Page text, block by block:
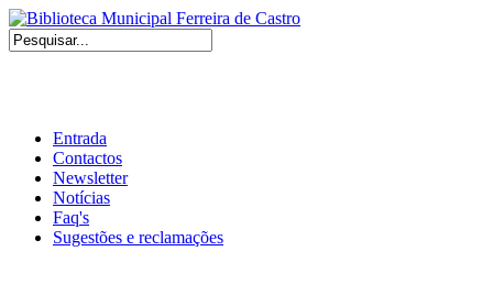
Entrada
Contactos
Newsletter
Notícias
Faq's
Sugestões e reclamações